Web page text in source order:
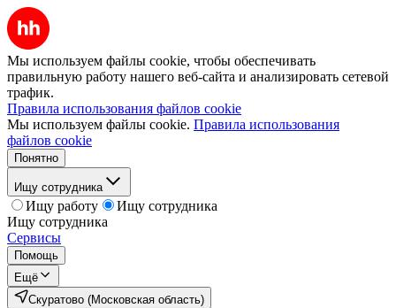
Мы используем файлы cookie, чтобы обеспечивать
правильную работу нашего веб-сайта и анализировать сетевой
трафик.
Правила использования файлов cookie
Мы используем файлы cookie. Правила использования
файлов cookie
Понятно
Ищу сотрудника
Ищу работу
Ищу сотрудника
Ищу сотрудника
Сервисы
Помощь
Ещё
Скуратово (Московская область)